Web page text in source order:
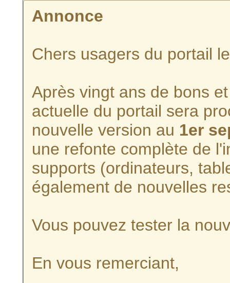
Annonce
Chers usagers du portail
Après vingt ans de bons
actuelle du portail sera
nouvelle version au 1er
une refonte complète de
supports (ordinateurs,
également de nouvelles
Vous pouvez tester la
En vous remerciant,